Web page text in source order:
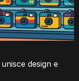
design e